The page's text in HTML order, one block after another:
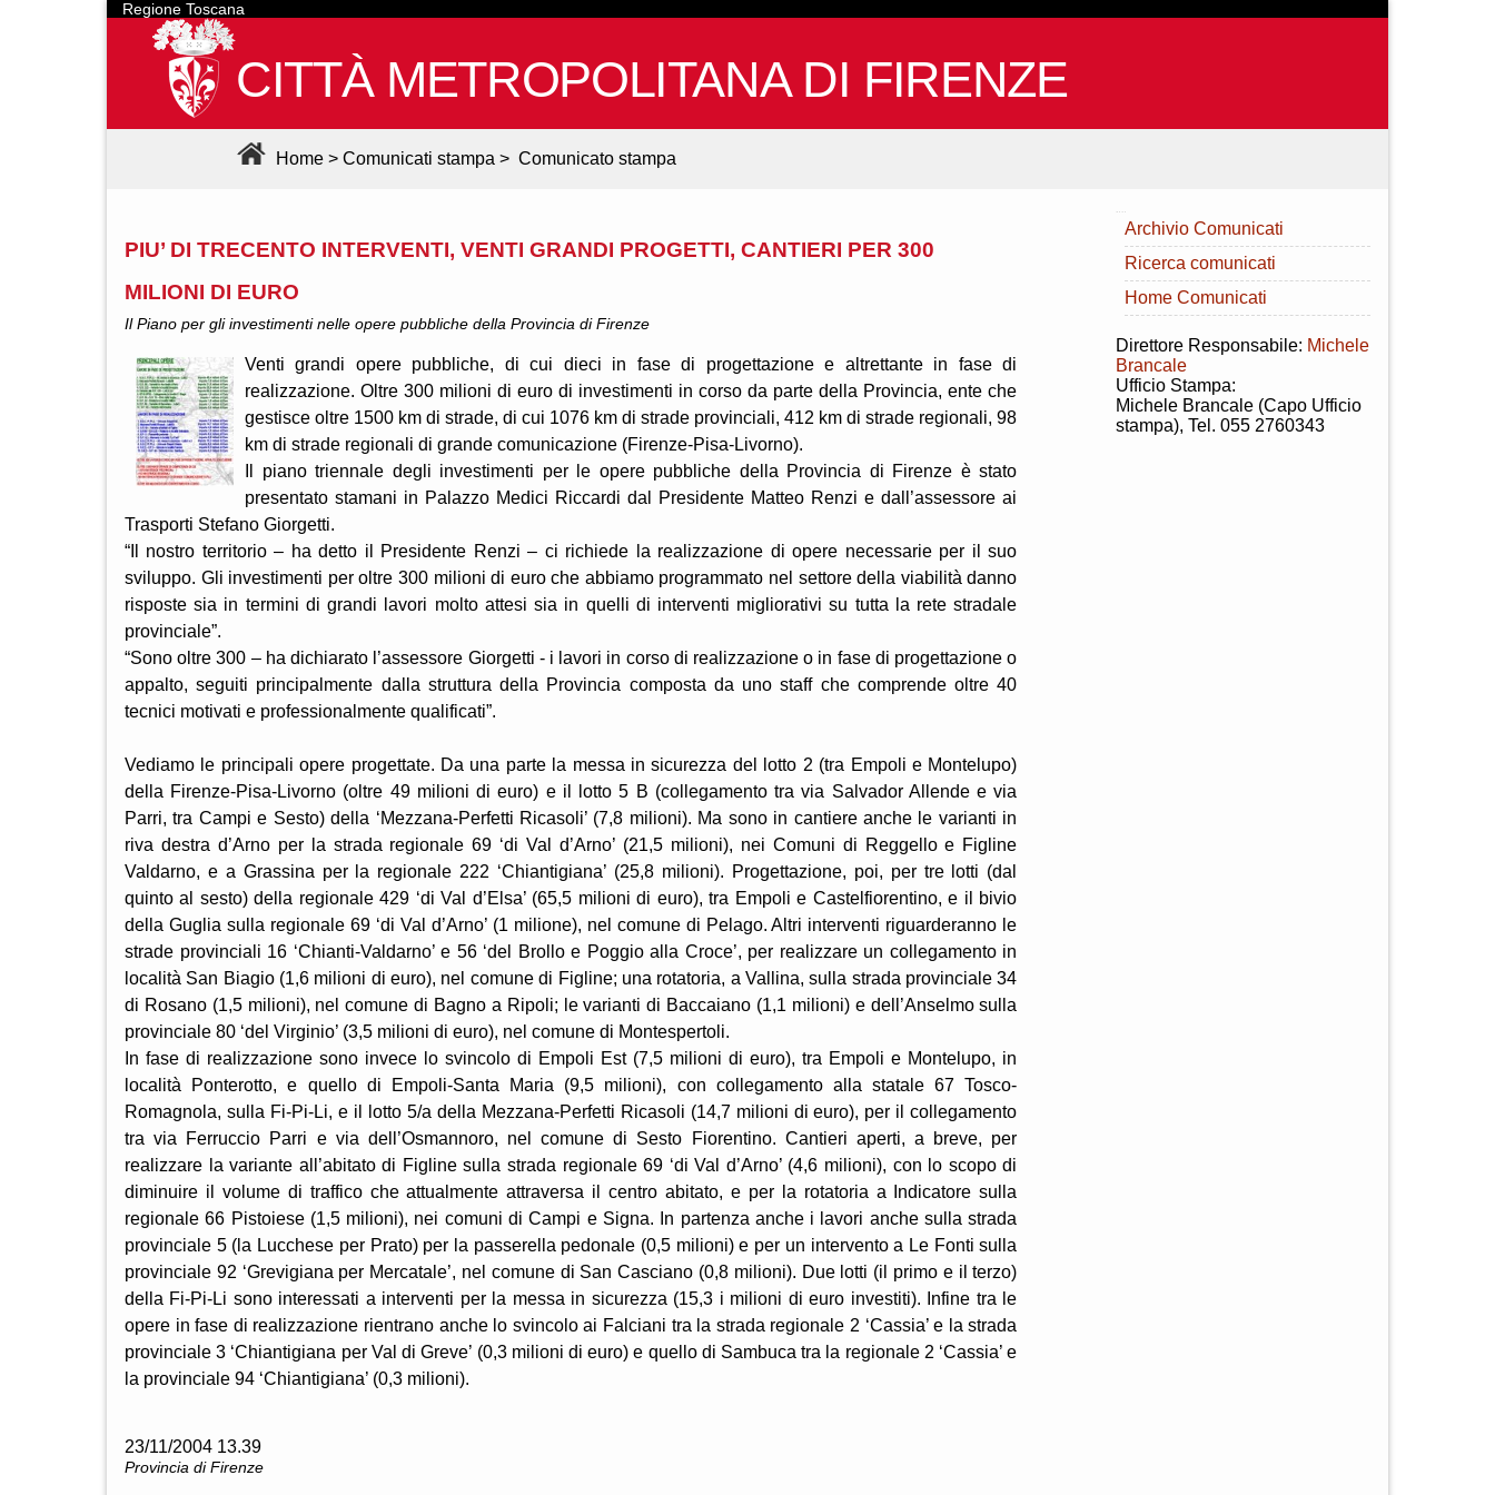
Regione Toscana
CITTÀ METROPOLITANA DI FIRENZE
Home > Comunicati stampa > Comunicato stampa
PIU’ DI TRECENTO INTERVENTI, VENTI GRANDI PROGETTI, CANTIERI PER 300
MILIONI DI EURO
Il Piano per gli investimenti nelle opere pubbliche della Provincia di Firenze
Venti grandi opere pubbliche, di cui dieci in fase di progettazione e altrettante in fase di
realizzazione. Oltre 300 milioni di euro di investimenti in corso da parte della Provincia, ente che
gestisce oltre 1500 km di strade, di cui 1076 km di strade provinciali, 412 km di strade regionali, 98
km di strade regionali di grande comunicazione (Firenze-Pisa-Livorno).
Il piano triennale degli investimenti per le opere pubbliche della Provincia di Firenze è stato
presentato stamani in Palazzo Medici Riccardi dal Presidente Matteo Renzi e dall’assessore ai
Trasporti Stefano Giorgetti.
“Il nostro territorio – ha detto il Presidente Renzi – ci richiede la realizzazione di opere necessarie per il suo
sviluppo. Gli investimenti per oltre 300 milioni di euro che abbiamo programmato nel settore della viabilità danno
risposte sia in termini di grandi lavori molto attesi sia in quelli di interventi migliorativi su tutta la rete stradale
provinciale”.
“Sono oltre 300 – ha dichiarato l’assessore Giorgetti - i lavori in corso di realizzazione o in fase di progettazione o
appalto, seguiti principalmente dalla struttura della Provincia composta da uno staff che comprende oltre 40
tecnici motivati e professionalmente qualificati”.
Vediamo le principali opere progettate. Da una parte la messa in sicurezza del lotto 2 (tra Empoli e Montelupo)
della Firenze-Pisa-Livorno (oltre 49 milioni di euro) e il lotto 5 B (collegamento tra via Salvador Allende e via
Parri, tra Campi e Sesto) della ‘Mezzana-Perfetti Ricasoli’ (7,8 milioni). Ma sono in cantiere anche le varianti in
riva destra d’Arno per la strada regionale 69 ‘di Val d’Arno’ (21,5 milioni), nei Comuni di Reggello e Figline
Valdarno, e a Grassina per la regionale 222 ‘Chiantigiana’ (25,8 milioni). Progettazione, poi, per tre lotti (dal
quinto al sesto) della regionale 429 ‘di Val d’Elsa’ (65,5 milioni di euro), tra Empoli e Castelfiorentino, e il bivio
della Guglia sulla regionale 69 ‘di Val d’Arno’ (1 milione), nel comune di Pelago. Altri interventi riguarderanno le
strade provinciali 16 ‘Chianti-Valdarno’ e 56 ‘del Brollo e Poggio alla Croce’, per realizzare un collegamento in
località San Biagio (1,6 milioni di euro), nel comune di Figline; una rotatoria, a Vallina, sulla strada provinciale 34
di Rosano (1,5 milioni), nel comune di Bagno a Ripoli; le varianti di Baccaiano (1,1 milioni) e dell’Anselmo sulla
provinciale 80 ‘del Virginio’ (3,5 milioni di euro), nel comune di Montespertoli.
In fase di realizzazione sono invece lo svincolo di Empoli Est (7,5 milioni di euro), tra Empoli e Montelupo, in
località Ponterotto, e quello di Empoli-Santa Maria (9,5 milioni), con collegamento alla statale 67 Tosco-
Romagnola, sulla Fi-Pi-Li, e il lotto 5/a della Mezzana-Perfetti Ricasoli (14,7 milioni di euro), per il collegamento
tra via Ferruccio Parri e via dell’Osmannoro, nel comune di Sesto Fiorentino. Cantieri aperti, a breve, per
realizzare la variante all’abitato di Figline sulla strada regionale 69 ‘di Val d’Arno’ (4,6 milioni), con lo scopo di
diminuire il volume di traffico che attualmente attraversa il centro abitato, e per la rotatoria a Indicatore sulla
regionale 66 Pistoiese (1,5 milioni), nei comuni di Campi e Signa. In partenza anche i lavori anche sulla strada
provinciale 5 (la Lucchese per Prato) per la passerella pedonale (0,5 milioni) e per un intervento a Le Fonti sulla
provinciale 92 ‘Grevigiana per Mercatale’, nel comune di San Casciano (0,8 milioni). Due lotti (il primo e il terzo)
della Fi-Pi-Li sono interessati a interventi per la messa in sicurezza (15,3 i milioni di euro investiti). Infine tra le
opere in fase di realizzazione rientrano anche lo svincolo ai Falciani tra la strada regionale 2 ‘Cassia’ e la strada
provinciale 3 ‘Chiantigiana per Val di Greve’ (0,3 milioni di euro) e quello di Sambuca tra la regionale 2 ‘Cassia’ e
la provinciale 94 ‘Chiantigiana’ (0,3 milioni).
23/11/2004 13.39
Provincia di Firenze
Archivio Comunicati
Ricerca comunicati
Home Comunicati
Direttore Responsabile: Michele
Brancale
Ufficio Stampa:
Michele Brancale (Capo Ufficio
stampa), Tel. 055 2760343